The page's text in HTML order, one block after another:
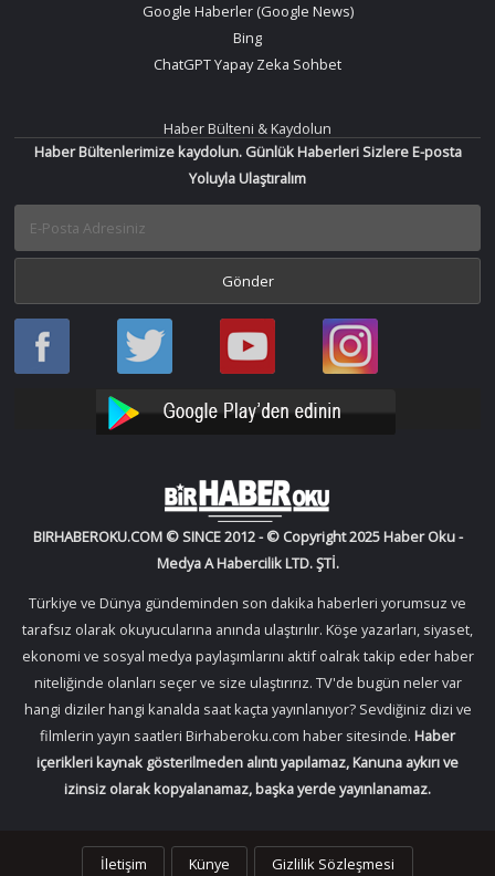
Google Haberler (Google News)
Bing
ChatGPT Yapay Zeka Sohbet
Haber Bülteni & Kaydolun
Haber Bültenlerimize kaydolun. Günlük Haberleri Sizlere E-posta
Yoluyla Ulaştıralım
Haber
Oku
Haber
Oku
Bir
Haber
YouTube
Bir
Haber
Instagram
BIRHABEROKU.COM © SINCE 2012 - © Copyright 2025 Haber Oku -
Medya A Habercilik LTD. ŞTİ.
Türkiye ve Dünya gündeminden son dakika haberleri yorumsuz ve
tarafsız olarak okuyucularına anında ulaştırılır. Köşe yazarları, siyaset,
ekonomi ve sosyal medya paylaşımlarını aktif oalrak takip eder haber
niteliğinde olanları seçer ve size ulaştırırız. TV'de bugün neler var
hangi diziler hangi kanalda saat kaçta yayınlanıyor? Sevdiğiniz dizi ve
filmlerin yayın saatleri Birhaberoku.com haber sitesinde. Haber
içerikleri kaynak gösterilmeden alıntı yapılamaz, Kanuna aykırı ve
izinsiz olarak kopyalanamaz, başka yerde yayınlanamaz.
İletişim Künye Gizlilik Sözleşmesi